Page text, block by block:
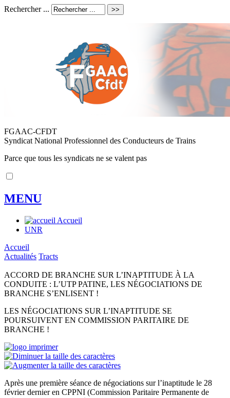
Rechercher ...
FGAAC-CFDT
Syndicat National Professionnel des Conducteurs de Trains
Parce que tous les syndicats ne se valent pas
MENU
Accueil
UNR
Accueil
Actualités Tracts
ACCORD DE BRANCHE SUR L’INAPTITUDE À LA
CONDUITE : L’UTP PATINE, LES NÉGOCIATIONS DE
BRANCHE S’ENLISENT !
LES NÉGOCIATIONS SUR L’INAPTITUDE SE
POURSUIVENT EN COMMISSION PARITAIRE DE
BRANCHE !
Après une première séance de négociations sur l’inaptitude le 28
février dernier en CPPNI (Commission Paritaire Permanente de